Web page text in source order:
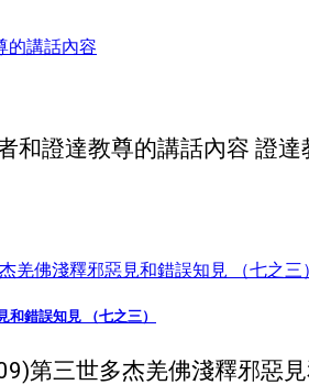
和證達教尊的講話內容 證達
錯誤知見 （七之三）
第三世多杰羌佛淺釋邪惡